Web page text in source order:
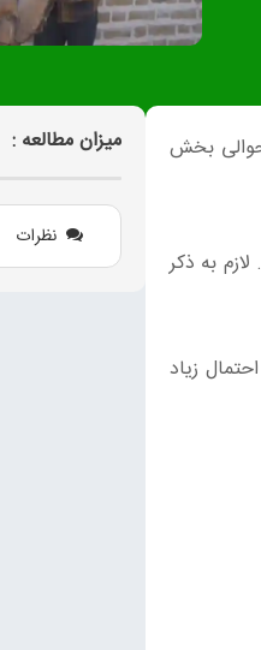
حوالی بخش
به ذکر
زیاد
میزان مطالعه :
نظرات